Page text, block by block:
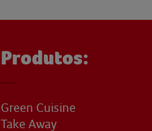
Produtos:
Green Cuisine
Take Away